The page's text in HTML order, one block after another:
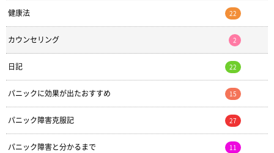
健康法 22
カウンセリング 2
日記 22
パニックに効果が出たおすすめ 15
パニック障害克服記 27
パニック障害と分かるまで 11